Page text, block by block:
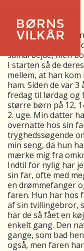
Hejsa. Jeg ved
men nu prøver jeg.
fylder 6 år om 3
børnenes far siden
samarbejde, men
I starten så de
mellem, at han
ham. Siden de var
fredag til lørdag og
større børn på 12,
2. uge. Min datter
overnatte hos sin
tryghedssøgende
min seng, da hun
mærke mig fra
Indtil for nylig har
sin far, ofte med
en drømmefanger
faren. Hun har hos
af sin tvillingebror,
har de så fået en
enkelt gang. Den
gange, som bad
også, men faren